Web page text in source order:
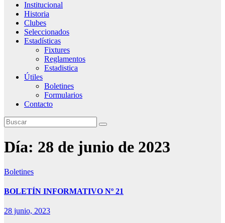
Institucional
Historia
Clubes
Seleccionados
Estadísticas
Fixtures
Reglamentos
Estadistica
Útiles
Boletines
Formularios
Contacto
Día: 28 de junio de 2023
Boletines
BOLETÍN INFORMATIVO Nº 21
28 junio, 2023